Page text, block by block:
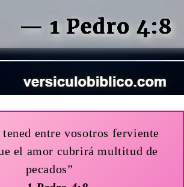
entre vosotros ferviente
el amor cubrirá multitud de
pecados”